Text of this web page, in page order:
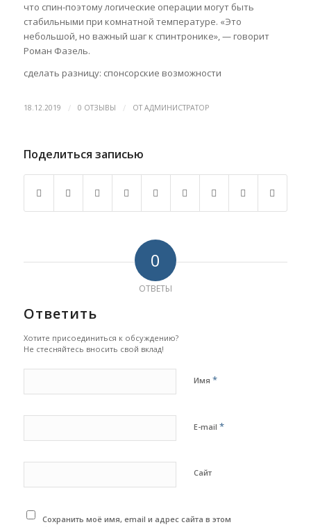
что спин-поэтому логические операции могут быть
стабильными при комнатной температуре. «Это
небольшой, но важный шаг к спинтронике», — говорит
Роман Фазель.
сделать разницу: спонсорские возможности
18.12.2019 / 0 ОТЗЫВЫ / ОТАДМИНИСТРАТОР
Поделиться записью
0
ОТВЕТЫ
Ответить
Хотите присоединиться к обсуждению?
Не стесняйтесь вносить свой вклад!
Имя *
E-mail *
Сайт
Сохранить моё имя, email и адрес сайта в этом